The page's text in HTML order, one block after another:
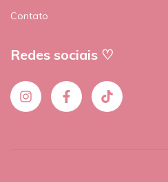
Contato
Redes sociais ♡